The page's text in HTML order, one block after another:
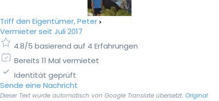
Triff den Eigentümer, Peter
Vermieter seit Juli 2017
4.8/5 basierend auf 4 Erfahrungen
Bereits 11 Mal vermietet
Identität geprüft
Sende eine Nachricht
Dieser Text wurde automatisch von Google Translate übersetzt. Original